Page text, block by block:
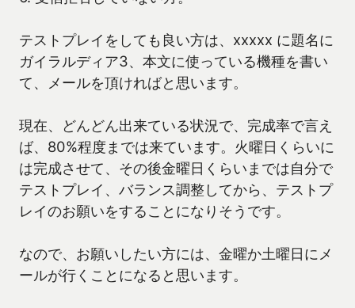
テストプレイをしても良い方は、xxxxx に題名に
ガイラルディア3、本文に使っている機種を書い
て、メールを頂ければと思います。
現在、どんどん出来ている状況で、完成率で言え
ば、80%程度までは来ています。火曜日くらいに
は完成させて、その後金曜日くらいまでは自分で
テストプレイ、バランス調整してから、テストプ
レイのお願いをすることになりそうです。
なので、お願いしたい方には、金曜か土曜日にメ
ールが行くことになると思います。